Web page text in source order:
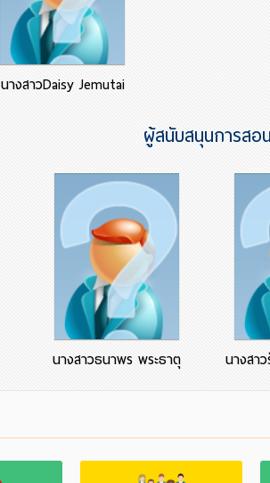
นางสาวDaisy Jemutai
ผู้สนับสนุนการสอ
นางสาวธนาพร พระธาตุ นางสา